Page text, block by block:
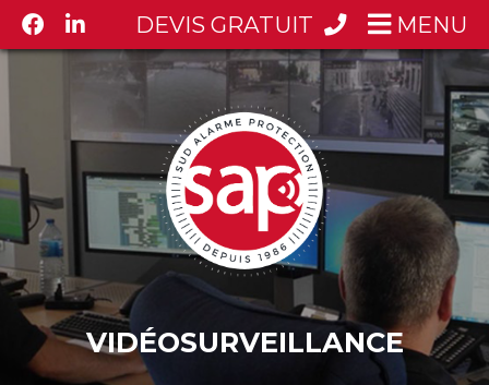
DEVIS GRATUIT MENU
VIDÉOSURVEILLANCE